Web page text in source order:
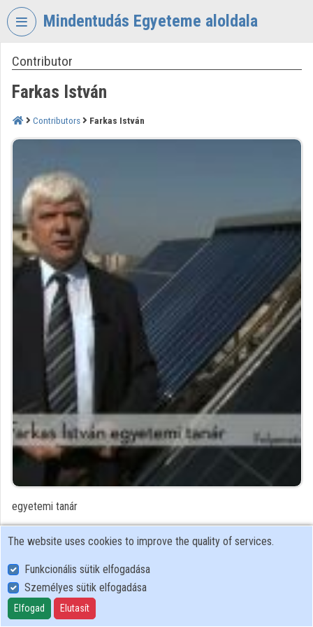
Skip header
Mindentudás Egyeteme aloldala
VIDEO
MINDENTUDÁS
EGYETEME
Log In
Organization discovery
Categories
Organization playlists
Organizations
Contributors
Contributor
Farkas István
Contributors Farkas István
egyetemi tanár
Contributor's recordings
Profiles
Profile
The website uses cookies to improve the quality of services.
Funkcionális sütik elfogadása
Személyes sütik elfogadása
Elfogad Elutasít